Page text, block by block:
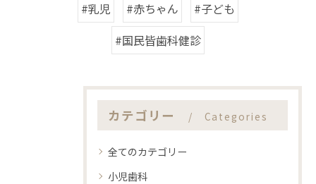
#乳児
#赤ちゃん
#子ども
#国民皆歯科健診
カテゴリー Categories
全てのカテゴリー
小児歯科